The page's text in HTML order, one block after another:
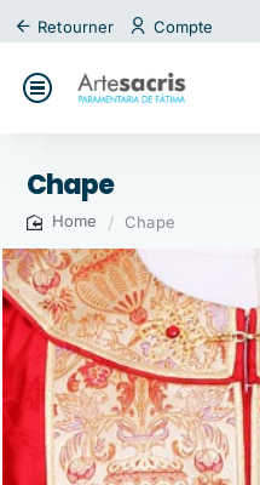
Retourner Compte
Chape
Chape